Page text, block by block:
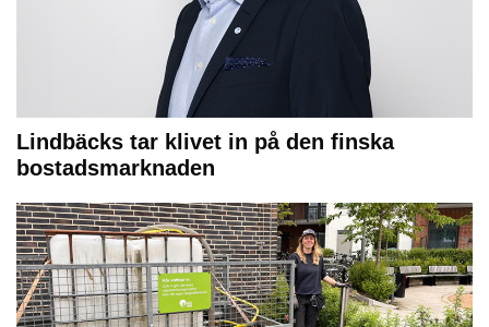
Lindbäcks tar klivet in på den finska
bostadsmarknaden